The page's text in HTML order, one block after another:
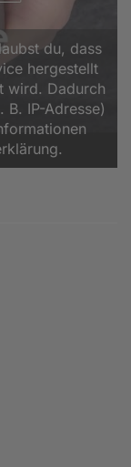
du, dass
hergestellt
wird. Dadurch
IP-Adresse)